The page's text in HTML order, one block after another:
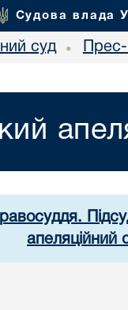
Судова влада
суд •
апеляційний